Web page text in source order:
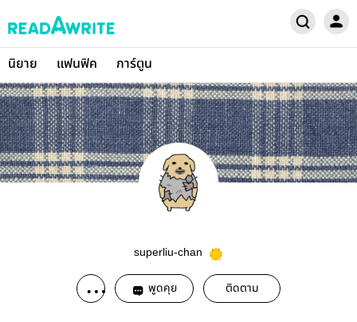
นิยาย แฟนฟิค การ์ตูน
superliu-chan
พูดคุย ติดตาม